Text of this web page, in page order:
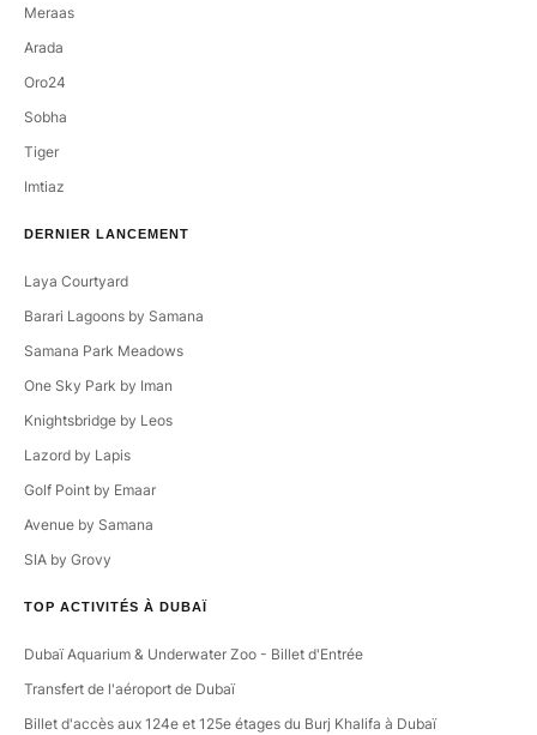
Meraas
Arada
Oro24
Sobha
Tiger
Imtiaz
DERNIER LANCEMENT
Laya Courtyard
Barari Lagoons by Samana
Samana Park Meadows
One Sky Park by Iman
Knightsbridge by Leos
Lazord by Lapis
Golf Point by Emaar
Avenue by Samana
SIA by Grovy
TOP ACTIVITÉS À DUBAÏ
Dubaï Aquarium & Underwater Zoo - Billet d'Entrée
Transfert de l'aéroport de Dubaï
Billet d'accès aux 124e et 125e étages du Burj Khalifa à Dubaï